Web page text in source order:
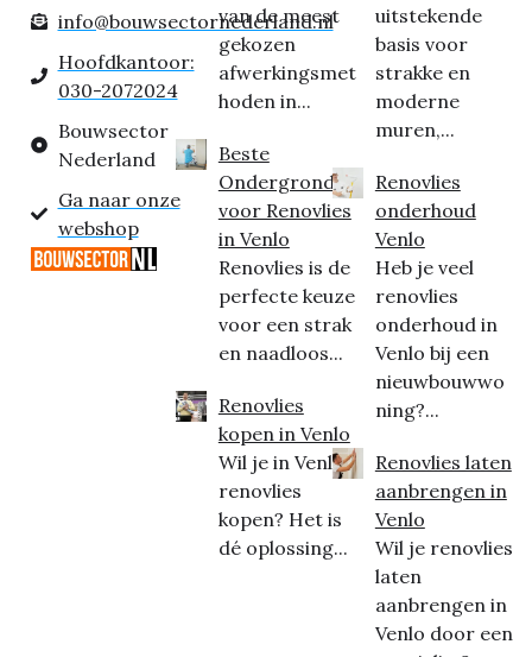
info@bouwsectornederland.nl
Hoofdkantoor:
030-2072024
Bouwsector
Nederland
Ga naar onze
webshop
van de meest
gekozen
afwerkingsmet
hoden in...
Beste
Ondergrond
voor Renovlies
in Venlo
Renovlies is de
perfecte keuze
voor een strak
en naadloos...
Renovlies
kopen in Venlo
Wil je in Venlo
renovlies
kopen? Het is
dé oplossing...
uitstekende
basis voor
strakke en
moderne
muren,...
Renovlies
onderhoud
Venlo
Heb je veel
renovlies
onderhoud in
Venlo bij een
nieuwbouwwo
ning?...
Renovlies laten
aanbrengen in
Venlo
Wil je renovlies
laten
aanbrengen in
Venlo door een